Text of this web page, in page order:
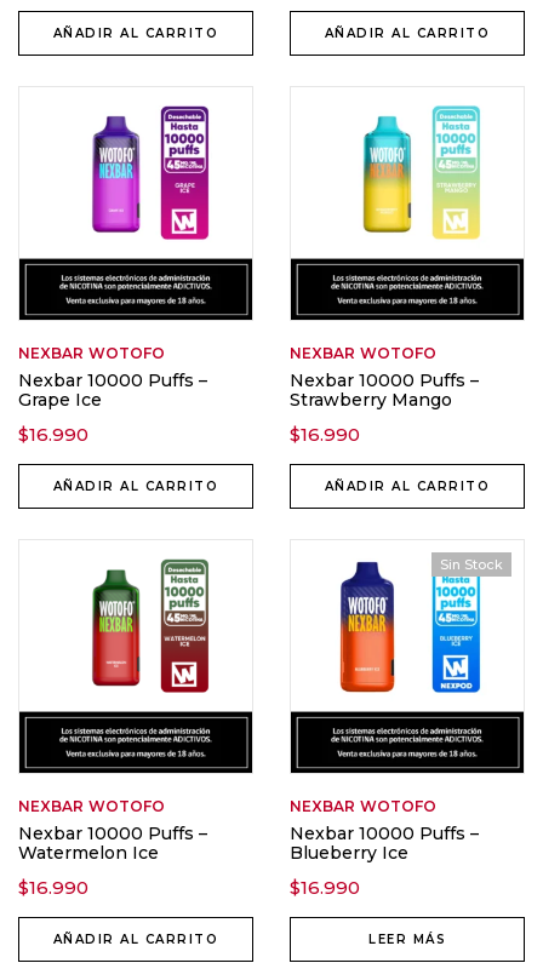
AÑADIR AL CARRITO AÑADIR AL CARRITO
NEXBAR WOTOFO
Nexbar 10000 Puffs –
Grape Ice
$16.990
AÑADIR AL CARRITO
NEXBAR WOTOFO
Nexbar 10000 Puffs –
Strawberry Mango
$16.990
AÑADIR AL CARRITO
NEXBAR WOTOFO
Nexbar 10000 Puffs –
Watermelon Ice
$16.990
AÑADIR AL CARRITO
Sin Stock
NEXBAR WOTOFO
Nexbar 10000 Puffs –
Blueberry Ice
$16.990
LEER MÁS